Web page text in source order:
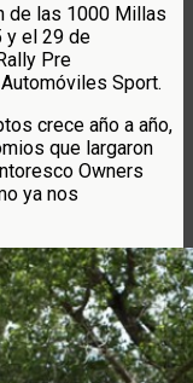
de las 1000 Millas
y el 29 de
Pre
Sport.
crece año a año,
que largaron
Owners
ya nos